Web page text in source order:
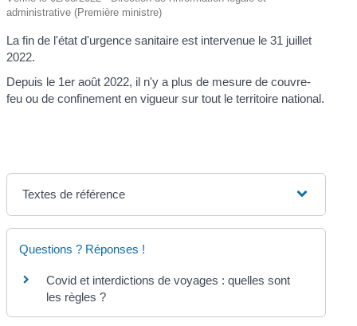
administrative (Première ministre)
La fin de l'état d'urgence sanitaire est intervenue le 31 juillet
2022.
Depuis le 1er août 2022, il n'y a plus de mesure de couvre-
feu ou de confinement en vigueur sur tout le territoire national.
Textes de référence
Questions ? Réponses !
Covid et interdictions de voyages : quelles sont
les règles ?